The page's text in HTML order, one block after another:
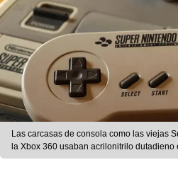
Las carcasas de consola como las viejas
la Xbox 360 usaban acrilonitrilo